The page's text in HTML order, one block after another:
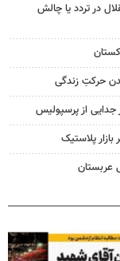
در تردد یا چالش
حرکتِ زندگی
جدایی از پرسپولیس
پلاستیک
عربستان